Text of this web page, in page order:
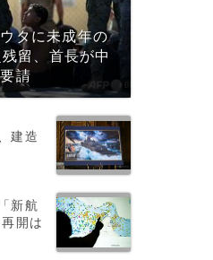
タに未成年の
留、首長が中
請
建造
新航
開は